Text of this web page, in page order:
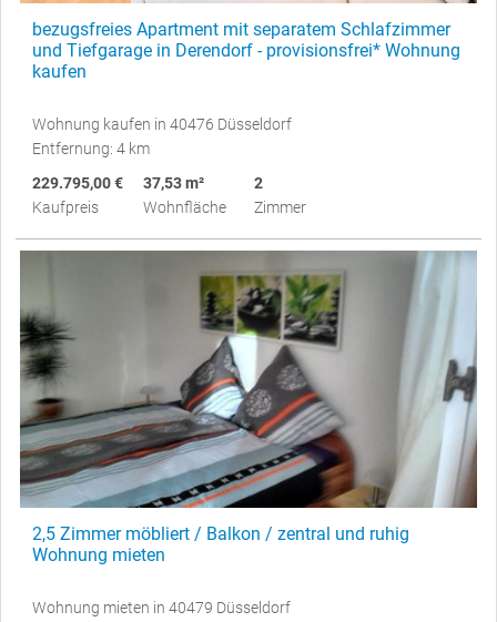
bezugsfreies Apartment mit separatem Schlafzimmer
und Tiefgarage in Derendorf - provisionsfrei* Wohnung
kaufen
Wohnung kaufen in 40476 Düsseldorf
Entfernung: 4 km
229.795,00 €
Kaufpreis
37,53 m²
Wohnfläche
2
Zimmer
2,5 Zimmer möbliert / Balkon / zentral und ruhig
Wohnung mieten
Wohnung mieten in 40479 Düsseldorf